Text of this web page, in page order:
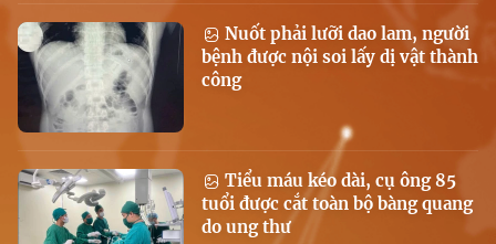
Nuốt phải lưỡi dao lam, người
bệnh được nội soi lấy dị vật thành
công
Tiểu máu kéo dài, cụ ông 85
tuổi được cắt toàn bộ bàng quang
do ung thư